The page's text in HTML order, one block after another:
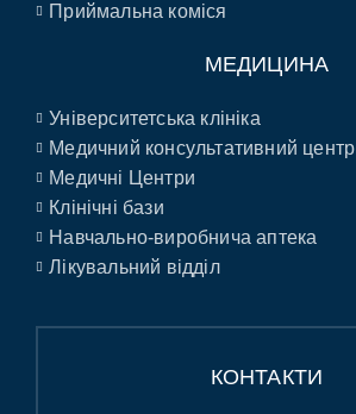
Приймальна коміся
МЕДИЦИНА
Університетська клініка
Медичний консультативний центр
Медичні Центри
Клінічні бази
Навчально-виробнича аптека
Лікувальний відділ
КОНТАКТИ